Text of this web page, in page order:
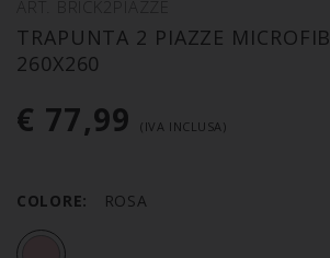
TRAPUNTA 2 PIAZZE
260X260
€ 77,99 (IVA INCLUSA)
COLORE: ROSA